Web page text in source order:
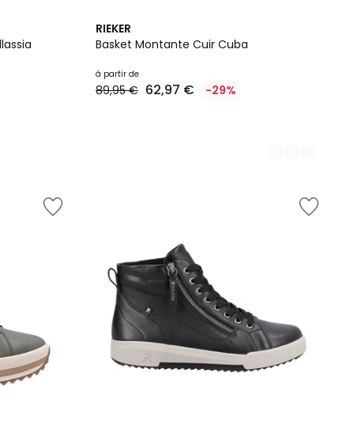
RIEKER
Basket Montante Cuir Cuba
à partir de
89,95 € 62,97 € -29%
2
Couleurs